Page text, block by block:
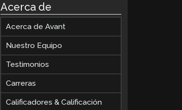
Acerca de
Acerca de Avant
Nuestro Equipo
Testimonios
Carreras
Calificadores & Calificación